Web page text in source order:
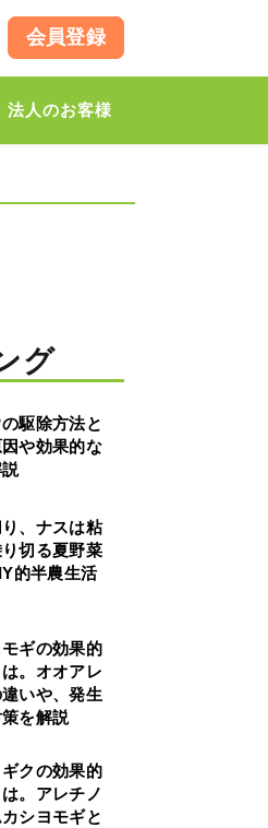
会員登録
法人のお客様
グ
駆除方法と
や効果的な
、ナスは粘
切る夏野菜
的半農生活
ギの効果的
。オオアレ
いや、発生
を解説
クの効果的
。アレチノ
シヨモギと